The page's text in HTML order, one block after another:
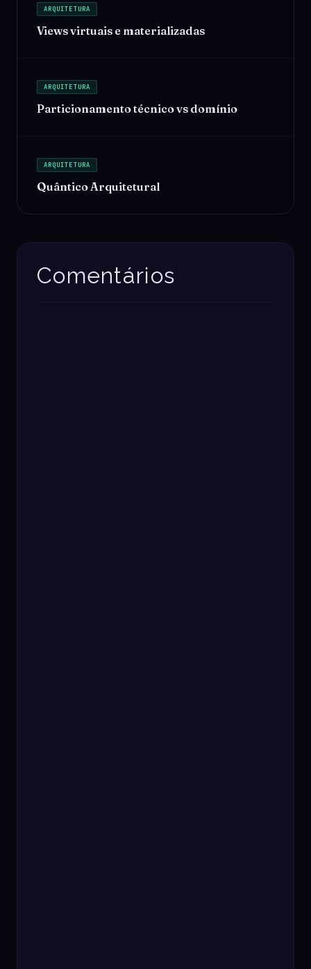
ARQUITETURA
Views virtuais e materializadas
ARQUITETURA
Particionamento técnico vs domínio
ARQUITETURA
Quântico Arquitetural
Comentários